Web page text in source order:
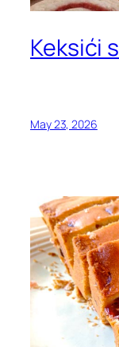
Keksići
May 23, 2026